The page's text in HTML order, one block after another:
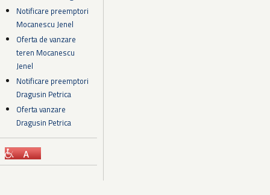
Notificare preemptori
Mocanescu Jenel
Oferta de vanzare
teren Mocanescu
Jenel
Notificare preemptori
Dragusin Petrica
Oferta vanzare
Dragusin Petrica